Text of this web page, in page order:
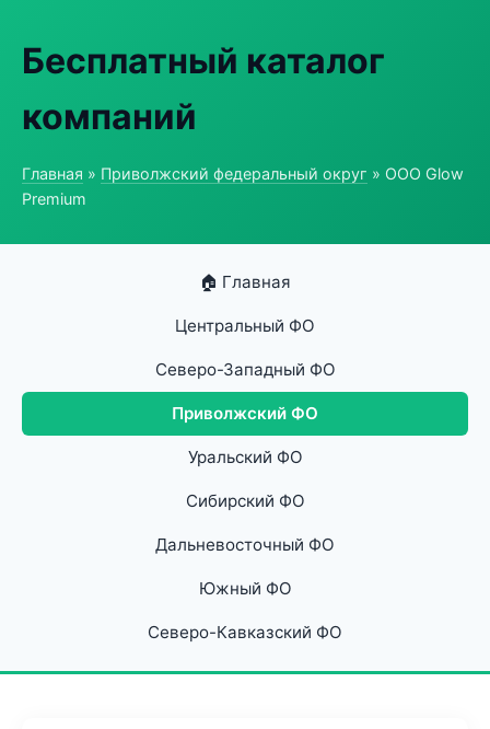
Бесплатный каталог
компаний
Главная » Приволжский федеральный округ » ООО Glow
Premium
🏠 Главная
Центральный ФО
Северо-Западный ФО
Приволжский ФО
Уральский ФО
Сибирский ФО
Дальневосточный ФО
Южный ФО
Северо-Кавказский ФО